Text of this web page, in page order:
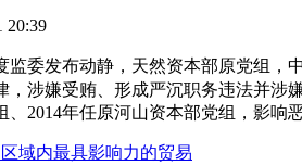
20:39
发布动静，天然资本部原党组，中
，涉嫌受贿、形成严沉职务违法并涉
、2014年任原河山资本部党组，影响恶
域内最具影响力的贸易